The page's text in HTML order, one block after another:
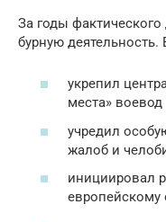
За годы
бурную деятельность.
укрепил
места» воевод
учредил
жалоб и
инициировал
европейскому